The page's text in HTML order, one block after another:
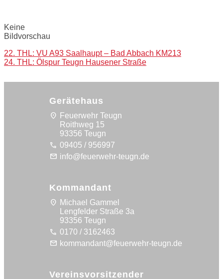
Keine
Bildvorschau
Post
navigation
22. THL: VU A93 Saalhaupt – Bad Abbach KM213
24. THL: Ölspur Teugn Hausener Straße
Gerätehaus
location_on Feuerwehr Teugn
Roithweg 15
93356 Teugn
call 09405 / 956997
mail info@feuerwehr-teugn.de
Kommandant
location_on Michael Gammel
Lengfelder Straße 3a
93356 Teugn
call 0170 / 3162463
mail kommandant@feuerwehr-teugn.de
Vereinsvorsitzender